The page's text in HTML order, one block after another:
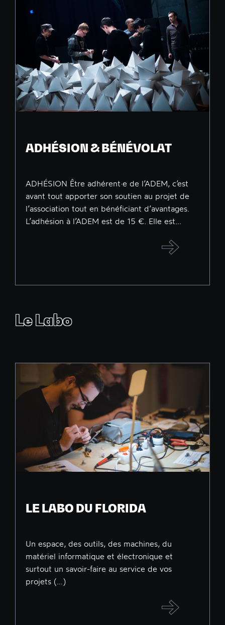
ADHÉSION & BÉNÉVOLAT
ADHÉSION Être adhérent·e de l’ADEM, c’est
avant tout apporter son soutien au projet de
l’association tout en bénéficiant d’avantages.
L’adhésion à l’ADEM est de 15 €. Elle est...
Le Labo
LE LABO DU FLORIDA
Un espace, des outils, des machines, du
matériel informatique et électronique et
surtout un savoir-faire au service de vos
projets (…)